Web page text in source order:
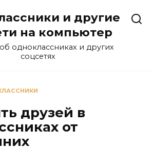
и другие
на компьютер
одноклассниках и других
соцсетях
друзей в
от